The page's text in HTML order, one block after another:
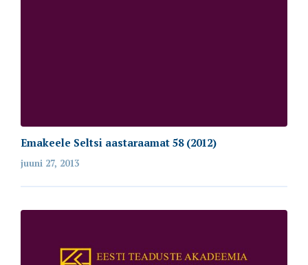
Emakeele Seltsi aastaraamat 58 (2012)
juuni 27, 2013